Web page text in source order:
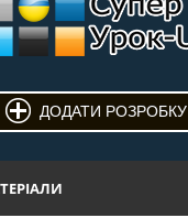
ДОДАТИ РОЗРОБКУ